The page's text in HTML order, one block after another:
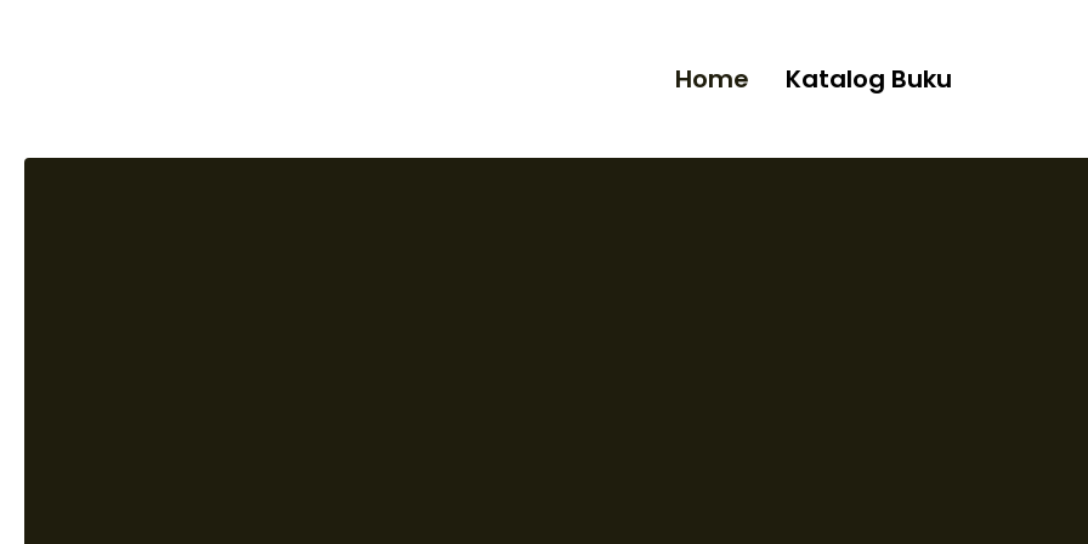
Home Katalog Buku